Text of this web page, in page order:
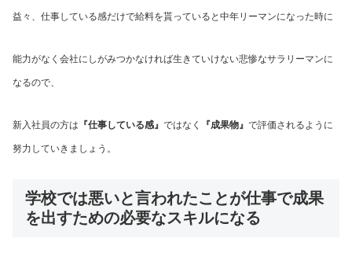
益々、仕事している感だけで給料を貰っていると中年リーマンになった時に
能力がなく会社にしがみつかなければ生きていけない悲惨なサラリーマンに
なるので、
新入社員の方は 『仕事している感』 ではなく 『成果物』 で評価されるように
努力していきましょう。
学校では悪いと言われたことが仕事で成果
を出すための必要なスキルになる